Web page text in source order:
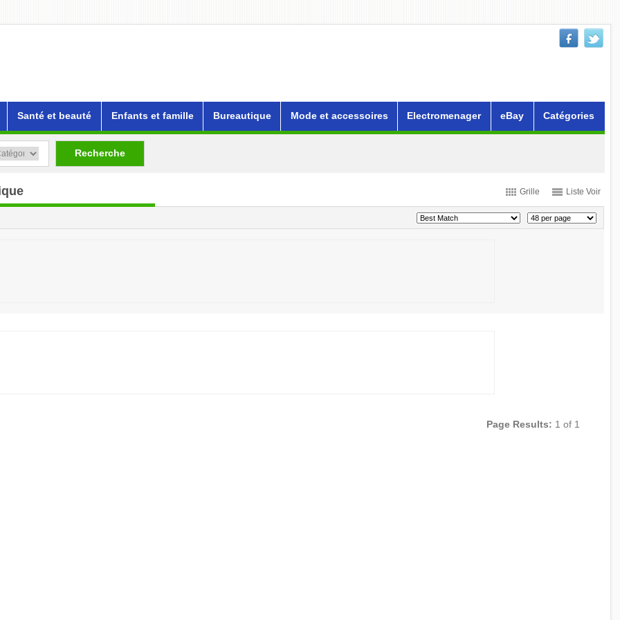
Santé et beauté Enfants et famille Bureautique Mode et accessoires Electromenager eBay Catégories
Recherche
Grille Liste Voir
Page Results: 1 of 1